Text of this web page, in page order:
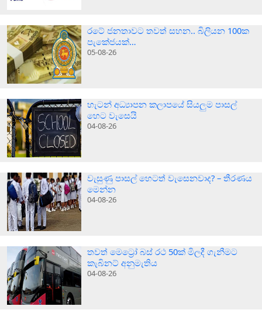
රටේ ජනතාවට තවත් සහන.. බිලියන 100ක
පැකේජයක්…
05-08-26
හැටන් අධ්‍යාපන කලාපයේ සියලුම පාසල්
හෙට වැසෙයි
04-08-26
වැසුණු පාසල් හෙටත් වැසෙනවාද? – තීරණය
මෙන්න
04-08-26
තවත් මෙට්‍රෝ බස් රථ 50ක් මිලදී ගැනීමට
කැබිනට් අනුමැතිය
04-08-26